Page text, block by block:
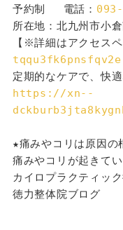
予約制 　電話：
所在地：北九州市小
【※詳細はアクセスペ
定期的なケアで、快
https://xn--
★痛みやコリは原因の
痛みやコリが起きて
カイロプラクティッ
徳力整体院ブログ